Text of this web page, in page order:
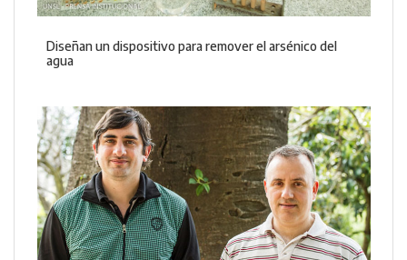
Diseñan un dispositivo para remover el arsénico del
agua